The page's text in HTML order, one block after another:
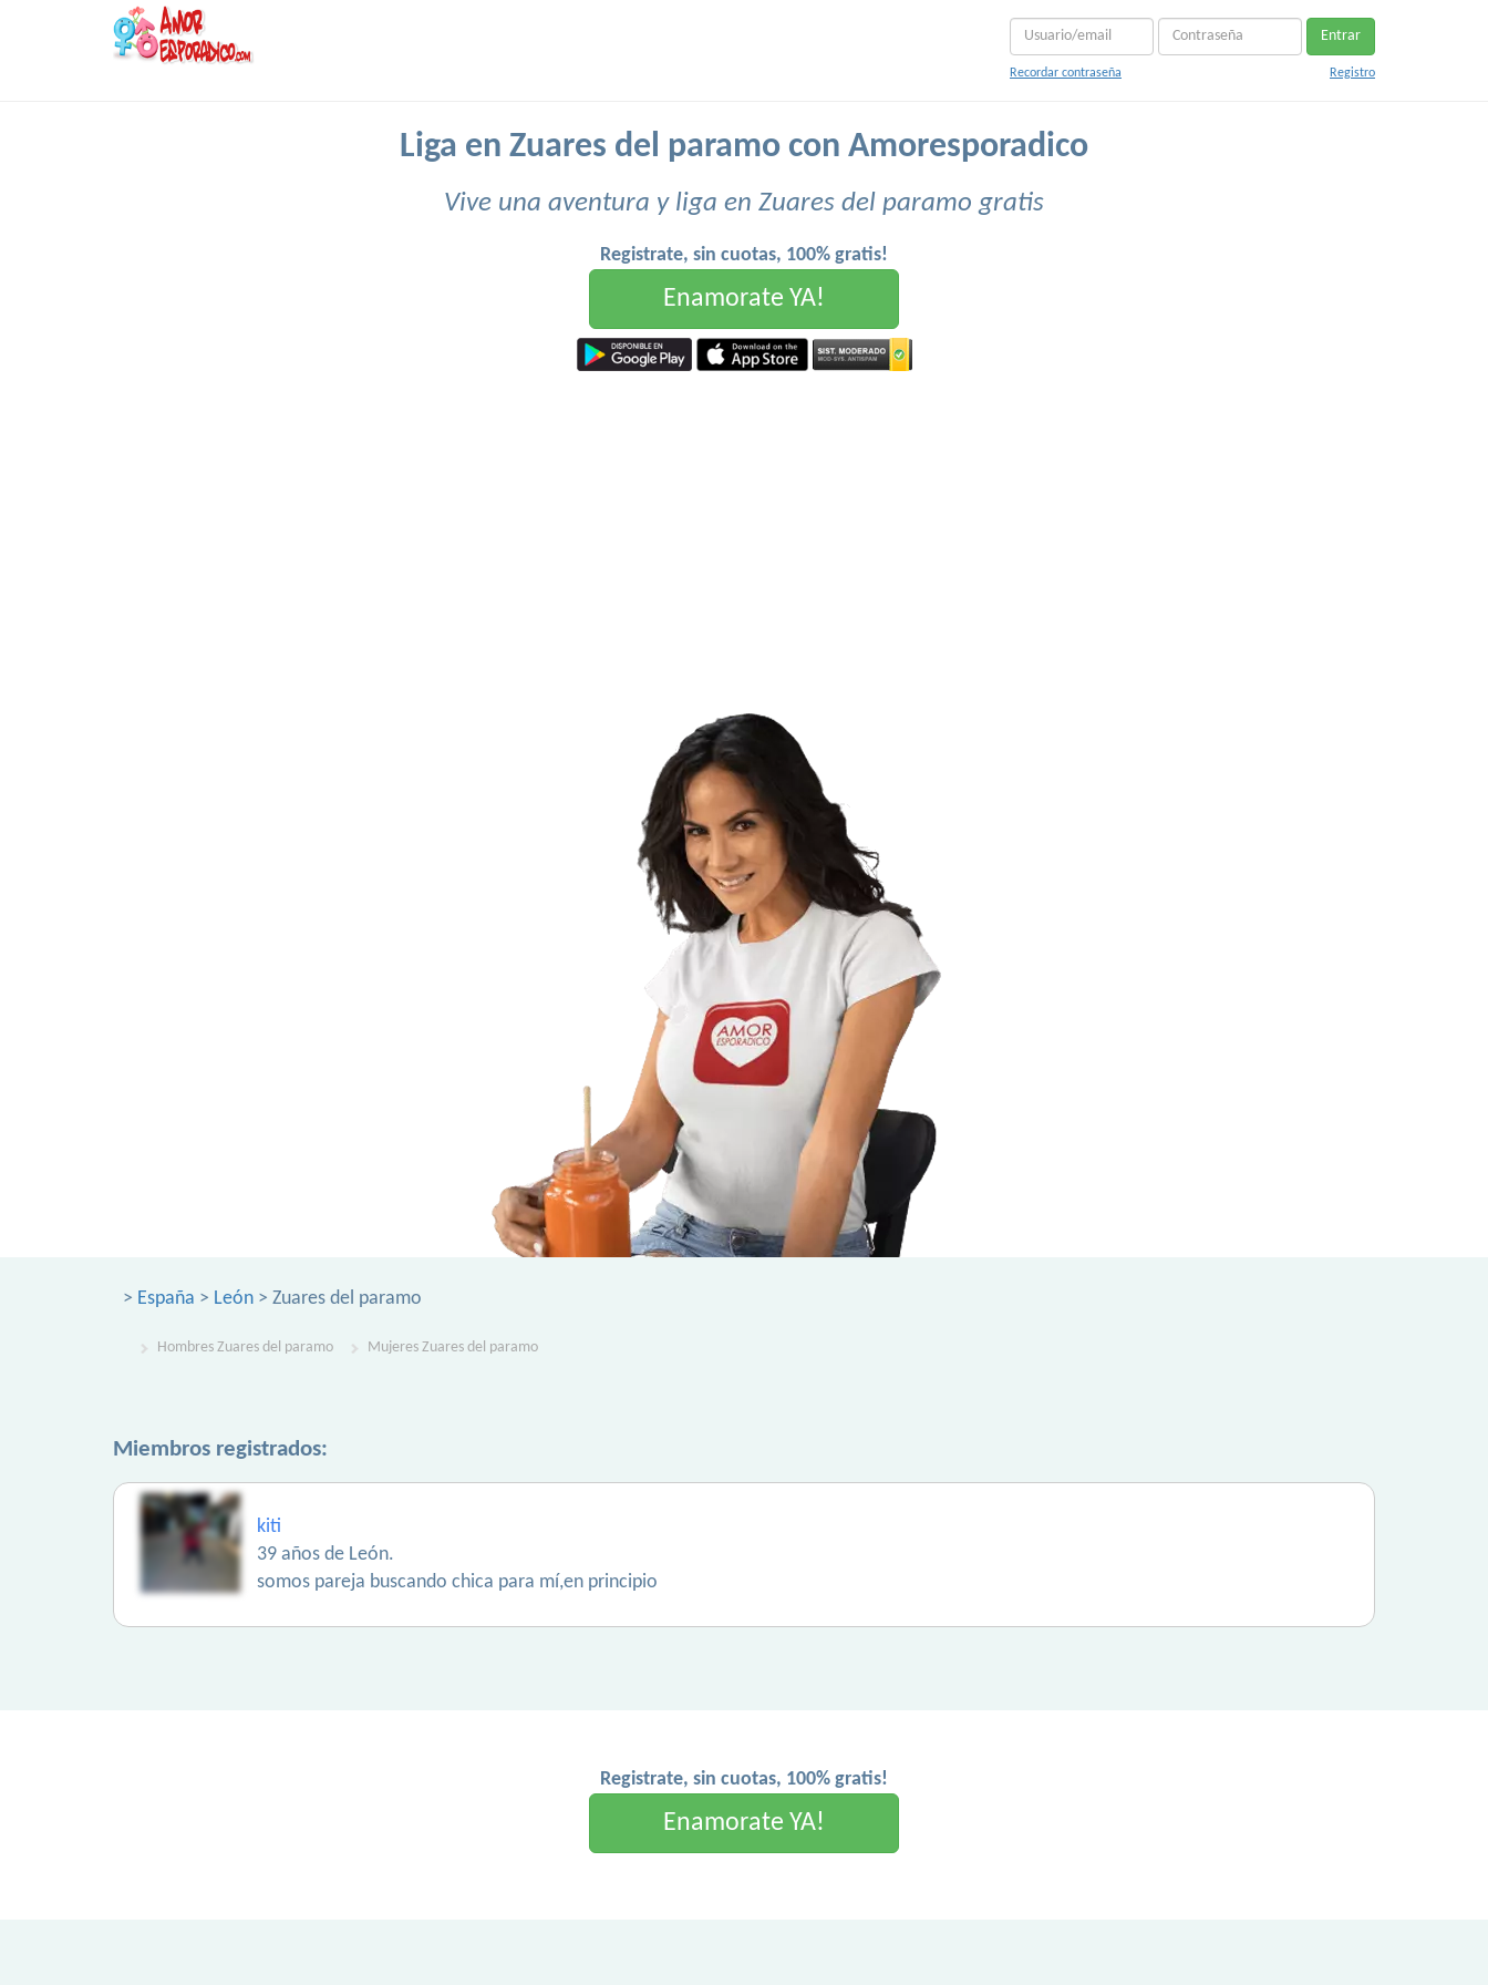
Entrar
Recordar contraseña Registro
Liga en Zuares del paramo con Amoresporadico
Vive una aventura y liga en Zuares del paramo gratis
Registrate, sin cuotas, 100% gratis!
Enamorate YA!
> España > León > Zuares del paramo
Hombres Zuares del paramo Mujeres Zuares del paramo
Miembros registrados:
kiti
39 años de León.
somos pareja buscando chica para mí,en principio
Registrate, sin cuotas, 100% gratis!
Enamorate YA!